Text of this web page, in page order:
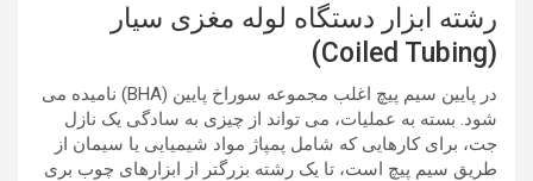
رشته ابزار دستگاه لوله مغزی سیار
(Coiled Tubing)
در پایین سیم پیچ اغلب مجموعه سوراخ پایین (BHA) نامیده می
شود. بسته به عملیات، می تواند از چیزی به سادگی یک نازل
جت، برای کارهایی که شامل پمپاژ مواد شیمیایی یا سیمان از
طریق سیم پیچ است، تا یک رشته بزرگتر از ابزارهای چوب بری